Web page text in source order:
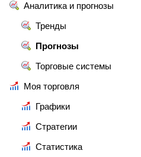
Аналитика и прогнозы
Тренды
Прогнозы
Торговые системы
Моя торговля
Графики
Стратегии
Статистика